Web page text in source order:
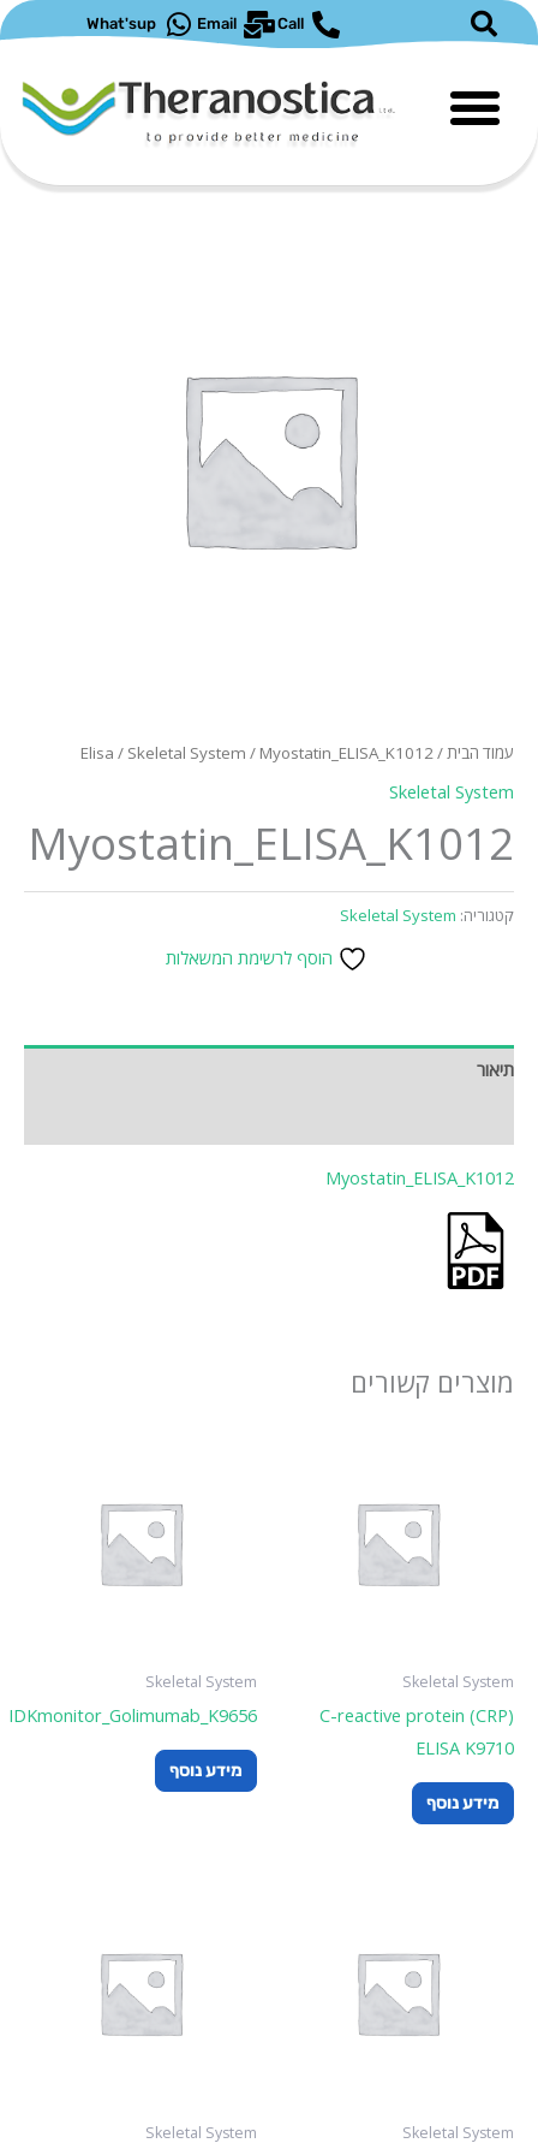
Email
What'sup
Elisa/Skeletal System / Myostatin_ELISA_K1012
Skeletal
הוסף לרשימת המשאלות
קשורים
C-reactive
Skeletal System
IDKmonitor_Golimumab_K9656
Skeletal System